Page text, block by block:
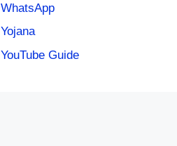
WhatsApp
Yojana
YouTube Guide